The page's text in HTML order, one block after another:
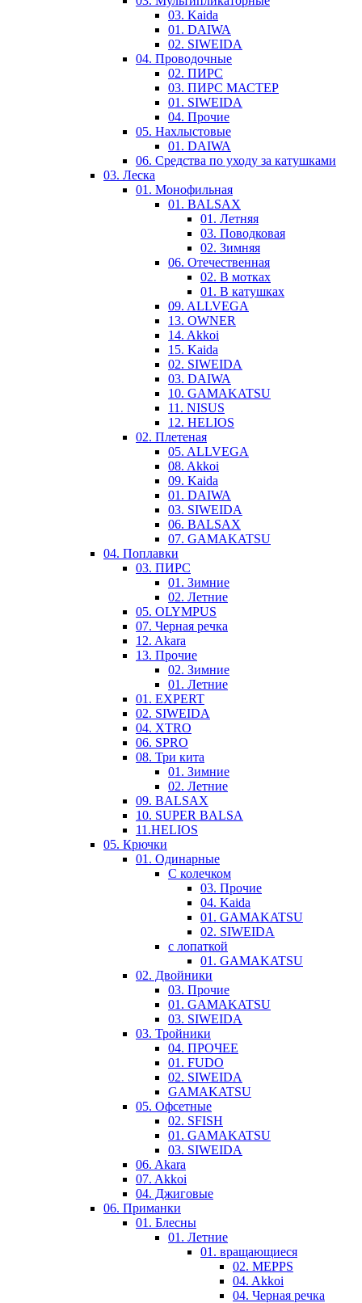
03. Kaida
01. DAIWA
02. SIWEIDA
04. Проводочные
02. ПИРС
03. ПИРС МАСТЕР
01. SIWEIDA
04. Прочие
05. Нахлыстовые
01. DAIWA
06. Средства по уходу за катушками
03. Леска
01. Монофильная
01. BALSAX
01. Летняя
03. Поводковая
02. Зимняя
06. Отечественная
02. В мотках
01. В катушках
09. ALLVEGA
13. OWNER
14. Akkoi
15. Kaida
02. SIWEIDA
03. DAIWA
10. GAMAKATSU
11. NISUS
12. HELIOS
02. Плетеная
05. ALLVEGA
08. Akkoi
09. Kaida
01. DAIWA
03. SIWEIDA
06. BALSAX
07. GAMAKATSU
04. Поплавки
03. ПИРС
01. Зимние
02. Летние
05. OLYMPUS
07. Черная речка
12. Akara
13. Прочие
02. Зимние
01. Летние
01. EXPERT
02. SIWEIDA
04. XTRO
06. SPRO
08. Три кита
01. Зимние
02. Летние
09. BALSAX
10. SUPER BALSA
11.HELIOS
05. Крючки
01. Одинарные
С колечком
03. Прочие
04. Kaida
01. GAMAKATSU
02. SIWEIDA
с лопаткой
01. GAMAKATSU
02. Двойники
03. Прочие
01. GAMAKATSU
03. SIWEIDA
03. Тройники
04. ПРОЧЕЕ
01. FUDO
02. SIWEIDA
GAMAKATSU
05. Офсетные
02. SFISH
01. GAMAKATSU
03. SIWEIDA
06. Akara
07. Akkoi
04. Джиговые
06. Приманки
01. Блесны
01. Летние
01. вращающиеся
02. MEPPS
04. Akkoi
04. Черная речка